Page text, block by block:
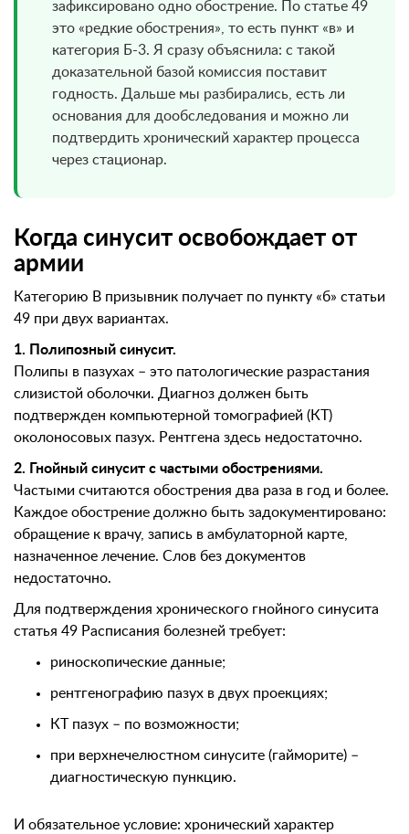
зафиксировано одно обострение. По статье 49
это «редкие обострения», то есть пункт «в» и
категория Б-3. Я сразу объяснила: с такой
доказательной базой комиссия поставит
годность. Дальше мы разбирались, есть ли
основания для дообследования и можно ли
подтвердить хронический характер процесса
через стационар.
Когда синусит освобождает от
армии
Категорию В призывник получает по пункту «б» статьи
49 при двух вариантах.
1. Полипозный синусит.
Полипы в пазухах – это патологические разрастания
слизистой оболочки. Диагноз должен быть
подтвержден компьютерной томографией (КТ)
околоносовых пазух. Рентгена здесь недостаточно.
2. Гнойный синусит с частыми обострениями.
Частыми считаются обострения два раза в год и более.
Каждое обострение должно быть задокументировано:
обращение к врачу, запись в амбулаторной карте,
назначенное лечение. Слов без документов
недостаточно.
Для подтверждения хронического гнойного синусита
статья 49 Расписания болезней требует:
риноскопические данные;
рентгенографию пазух в двух проекциях;
КТ пазух – по возможности;
при верхнечелюстном синусите (гайморите) –
диагностическую пункцию.
И обязательное условие: хронический характер